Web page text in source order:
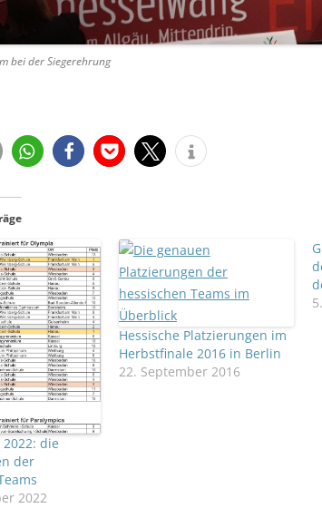
bei der Siegerehrung
die
der
2022
Hessische Platzierungen im
Herbstfinale 2016 in Berlin
22. September 2016